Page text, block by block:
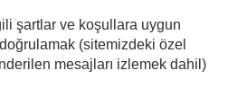
şartlar ve koşullara uygun
doğrulamak (sitemizdeki özel
mesajları izlemek dahil)